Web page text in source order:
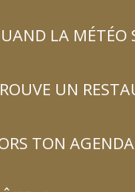
LA MÉTÉO
UN
TON AGENDA
!